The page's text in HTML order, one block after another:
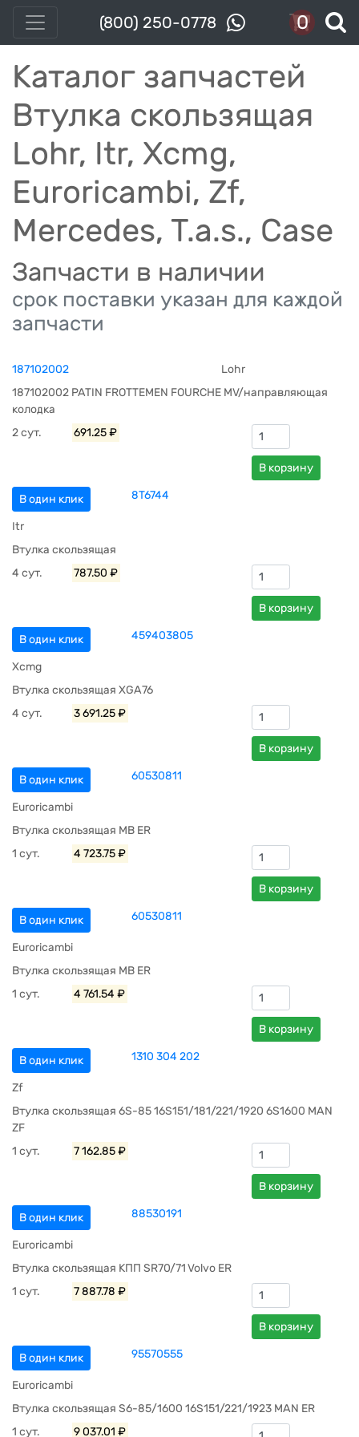
(800) 250-0778 0
Каталог запчастей
Втулка скользящая
Lohr, Itr, Xcmg,
Euroricambi, Zf,
Mercedes, T.a.s., Case
Запчасти в наличии
срок поставки указан для каждой
запчасти
187102002
Lohr
187102002 PATIN FROTTEMEN FOURCHE MV/направляющая
колодка
2 сут.
691.25 ₽
В корзину
В один клик 8T6744
Itr
Втулка скользящая
4 сут.
787.50 ₽
В корзину
В один клик 459403805
Xcmg
Втулка скользящая XGA76
4 сут.
3 691.25 ₽
В корзину
В один клик 60530811
Euroricambi
Втулка скользящая MB ER
1 сут.
4 723.75 ₽
В корзину
В один клик 60530811
Euroricambi
Втулка скользящая MB ER
1 сут.
4 761.54 ₽
В корзину
В один клик 1310 304 202
Zf
Втулка скользящая 6S-85 16S151/181/221/1920 6S1600 MAN
ZF
1 сут.
7 162.85 ₽
В корзину
В один клик 88530191
Euroricambi
Втулка скользящая КПП SR70/71 Volvo ER
1 сут.
7 887.78 ₽
В корзину
В один клик 95570555
Euroricambi
Втулка скользящая S6-85/1600 16S151/221/1923 MAN ER
1 сут.
9 037.01 ₽